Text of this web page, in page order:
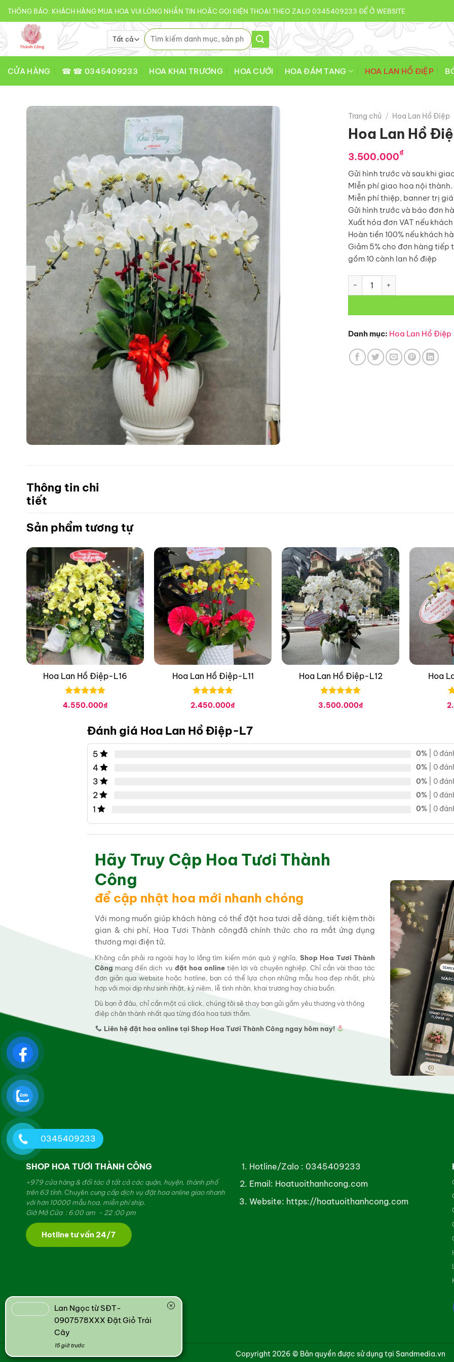
nội
dung
THÔNG BÁO: KHÁCH HÀNG MUA HOA VUI LÒNG NHẮN TIN HOẶC GỌI ĐIỆN THOẠI THEO ZALO 0345409233 ĐỂ Ở WEBSITE
Tìm
kiếm:
CỬA HÀNG ☎ ☎ 0345409233 HOA KHAI TRƯƠNG HOA CƯỚI HOA ĐÁM TANG HOA LAN HỒ ĐIỆP
Trang chủ / Hoa Lan Hồ Điệp
Hoa Lan Hồ
3.500.000₫
Gửi hình trước và sau khi
MIễn phí giao hoa nội thành.
Miễn phí thiệp, banner trị
Gửi hình trước và báo đơn
Xuất hóa đơn VAT nếu
Hoàn tiền 100% nếu khách
Giảm 5% cho đơn hàng tiếp
gồm 10 cành lan hồ điệp
Hoa Lan Hồ Điệp-L7 số lượng
Danh mục: Hoa Lan Hồ Điệp
Thông tin chi
tiết
Sản phẩm tương tự
Hoa Lan Hồ Điệp-L16
Được xếp
hạng05
4.550.000₫
Hoa Lan Hồ Điệp-L11
Được xếp
hạng05
2.450.000₫
Hoa Lan Hồ Điệp-L12
Được xếp
hạng05
3.500.000₫
Hoa
Đánh giá Hoa Lan Hồ Điệp-L7
5 0% | 0
4 0% | 0
3 0% | 0
2 0% | 0
1 0% | 0
Hãy Truy Cập Hoa Tươi Thành
Công
để cập nhật hoa mới nhanh chóng
Với mong muốn giúp khách hàng có thể đặt hoa tươi dễ dàng, tiết kiệm thời
gian & chi phí, Hoa Tươi Thành côngđã chính thức cho ra mắt ứng dụng
thương mại điện tử.
Không cần phải ra ngoài hay lo lắng tìm kiếm món quà ý nghĩa, Shop Hoa Tươi Thành
Công mang đến dịch vụ đặt hoa onlinetiện lợi và chuyên nghiệp. Chỉ cần vài thao tác
đơn giản qua website hoặc hotline, bạn có thể lựa chọn những mẫu hoa đẹp nhất, phù
hợp với mọi dịp như sinh nhật, kỷ niệm, lễ tình nhân, khai trương hay chia buồn.
Dù bạn ở đâu, chỉ cần một cú click, chúng tôi sẽ thay bạn gửi gắm yêu thương và thông
điệp chân thành nhất qua từng đóa hoa tươi thắm.
Liên hệ đặt hoa online tại Shop Hoa Tươi Thành Công ngay hôm nay!
SHOP HOA TƯƠI THÀNH CÔNG
+979 cửa hàng & đối tác ở tất cả các quận, huyện, thành phố
trên 63 tỉnh. Chuyêncung cấp dịch vụ đặt hoa online giao nhanh
với hơn 10000 mẫu hoa, miễn phí ship.
Giờ Mở Cửa : 6:00 am - 22 :00 pm
Hotline tư vấn 24/7
Hotline/Zalo : 0345409233
Email: Hoatuoithanhcong.com
Website: https://hoatuoithanhcong.com
Copyright 2026 © Bản quyền được sử dụng tại Sandmedia.vn
Lan Ngọc từ SĐT-
0907578XXX Đặt Giỏ Trái
Cây
15 giờ trước
0345409233